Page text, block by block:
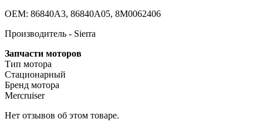
OEM: 86840A3, 86840A05, 8M0062406
Производитель - Sierra
Запчасти моторов
Тип мотора
Стационарный
Бренд мотора
Mercruiser
Нет отзывов об этом товаре.